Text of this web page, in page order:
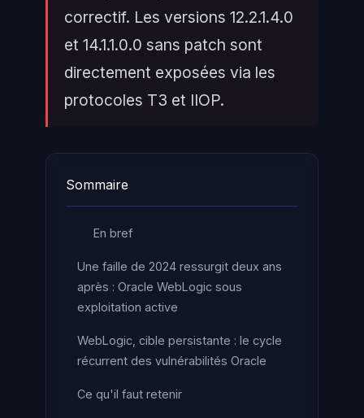
correctif. Les versions 12.2.1.4.0
et 14.1.1.0.0 sans patch sont
directement exposées via les
protocoles T3 et IIOP.
Sommaire
En bref
Une faille de 2024 ressurgit deux ans
après : Oracle WebLogic sous
exploitation active
WebLogic, cible persistante : le cycle
récurrent des vulnérabilités Oracle
Ce qu'il faut retenir